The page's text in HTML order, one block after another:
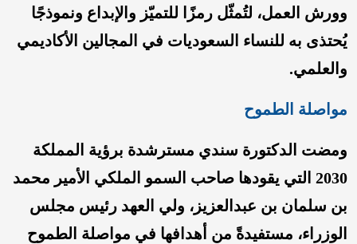
وورش العمل، لتُمثّل رمزًا للتميّز والإبداع ونموذجًا
يُحتذى به للنساء السعوديات في المجالين الأكاديمي
والعلمي.
مواصلة الطموح
ومضت الدكتورة سندي مسترشدة برؤية المملكة
2030 التي يقودها صاحب السمو الملكي الأمير محمد
بن سلمان بن عبدالعزيز، ولي العهد رئيس مجلس
الوزراء، مستفيدةً من أهدافها في مواصلة الطموح